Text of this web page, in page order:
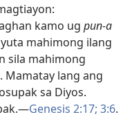
kamo ug pun-a
mahimong ilang
sila mahimong
lang ang
sa Diyos.
Genesis 2:17; 3:6.